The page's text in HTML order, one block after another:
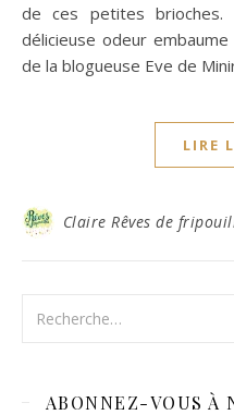
de ces petites brioches.
délicieuse odeur
de la blogueuse Eve de
LIRE
Claire Rêves de
ABONNEZ-VOUS À